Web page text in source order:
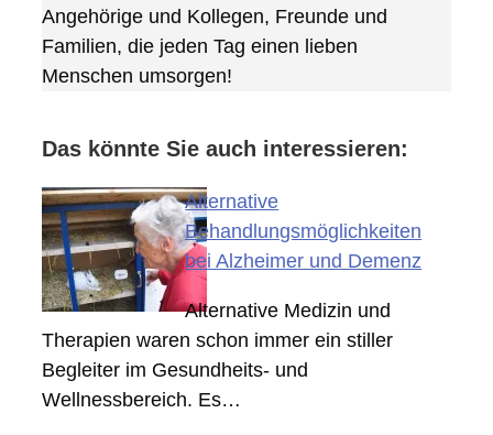
Angehörige und Kollegen, Freunde und
Familien, die jeden Tag einen lieben
Menschen umsorgen!
Das könnte Sie auch interessieren:
Alternative
Behandlungsmöglichkeiten
bei Alzheimer und Demenz
Alternative Medizin und
Therapien waren schon immer ein stiller
Begleiter im Gesundheits- und
Wellnessbereich. Es…